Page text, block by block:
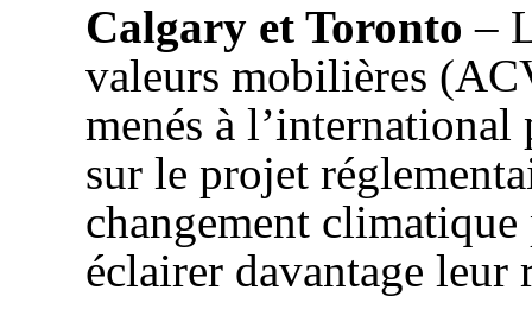
Calgary et Toronto –
valeurs mobilières
menés à
sur le projet
changement
éclairer davantage leur